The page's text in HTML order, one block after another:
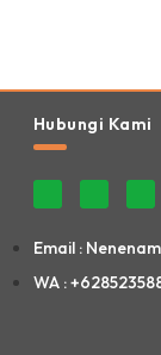
Hubungi Kami
Email :
WA :